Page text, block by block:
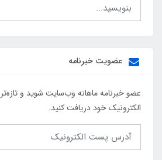
عضویت خبرنامه
عضو خبرنامه ماهانه وب‌سایت شوید و
الکترونیک خود دریافت کنید.